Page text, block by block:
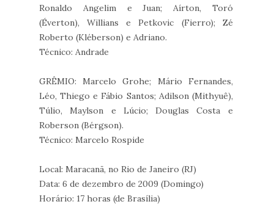
Ronaldo Angelim e Juan; Aírton, Toró
(Éverton), Willians e Petkovic (Fierro); Zé
Roberto (Kléberson) e Adriano.
Técnico: Andrade
GRÊMIO: Marcelo Grohe; Mário Fernandes,
Léo, Thiego e Fábio Santos; Adilson (Mithyuê),
Túlio, Maylson e Lúcio; Douglas Costa e
Roberson (Bérgson).
Técnico: Marcelo Rospide
Local: Maracanã, no Rio de Janeiro (RJ)
Data: 6 de dezembro de 2009 (Domingo)
Horário: 17 horas (de Brasília)